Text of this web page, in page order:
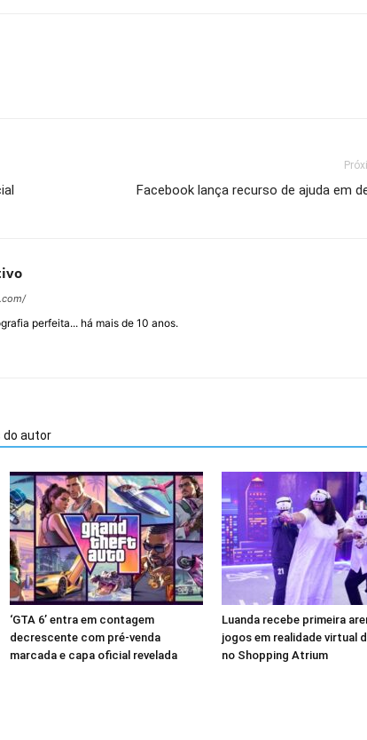
Facebook lança recurso de ajuda em
perfeita... há mais de 10 anos.
do autor
‘GTA 6’ entra em contagem
decrescente com pré-venda
marcada e capa oficial revelada
Luanda recebe primeira
jogos em realidade virtual
no Shopping Atrium